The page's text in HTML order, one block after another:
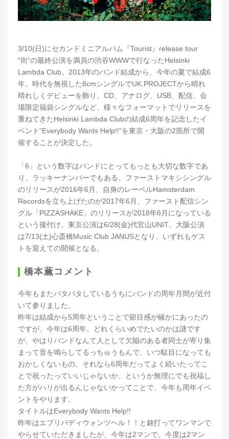
3/10(日)にセカンドミニアルバム『Tourist』release tour
“街”の最終公演を満員の渋谷WWWで行なったHelsinki
Lambda Club。2013年のバンド結成から、今年の夏で結成6
年。時代を無視した8cmシングルでUK.PROJECTから晴れ
晴れしくデビューを飾り、CD、アナログ、USB、配信、会
場限定福袋シングルなど、様々なフォーマットでリリースを
重ねてきたHelsinki Lambda Clubの結成6周年を記念したイ
ベント“Everybody Wants Help!!”を東京・大阪の2箇所で開
催することが決定した。
「6」という数字はバンドにとってもっとも大切な数字であ
り、ラッキーナンバーでもある。ファーストマキシシングル
のリリースが2016年6月、自身のレーベルHamsterdam
Recordsを立ち上げたのが2017年6月、ファースト配信シン
グル「PIZZASHAKE」のリリースが2018年6月になっている
という後付け。東京公演は6/28(金)代官山UNIT、大阪公演
は7/13(土)心斎橋Music Club JANUSとなり、いずれもゲス
トを迎えての開催となる。
橋本薫コメント
今年もまたバタバタしているうちにバンドの周年月間が近付
いて参りました。
昨年は結成から5周年ということで節目感が確かにあったの
ですが、今年は6周年。どれくらいめでたいのかは謎です
が、やはりバンドなんて人として欠陥のある者同士が寄り集
まって音を鳴らしてるっちゅうもんで、いつ駄目になっても
おかしくないもの。それなら6周年だってよく続いたってこ
とで祝ったっていいじゃないか、というか無理にでも祝福し
た方がハリが出るんじゃないかってことで、今年も周年イベ
ントをやります。
タイトルはEverybody Wants Help!!
昨年はエブリバディウォンツヘル！！と銘打ってワンマンで
やらせていただきましたが、今年は2マンで。今度は2マン